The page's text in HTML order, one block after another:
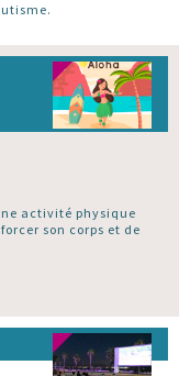
activité physique
son corps et de